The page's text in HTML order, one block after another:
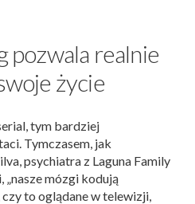
pozwala realnie
życie
tym bardziej
Tymczasem, jak
psychiatra z Laguna Family
mózgi kodują
to oglądane w telewizji,